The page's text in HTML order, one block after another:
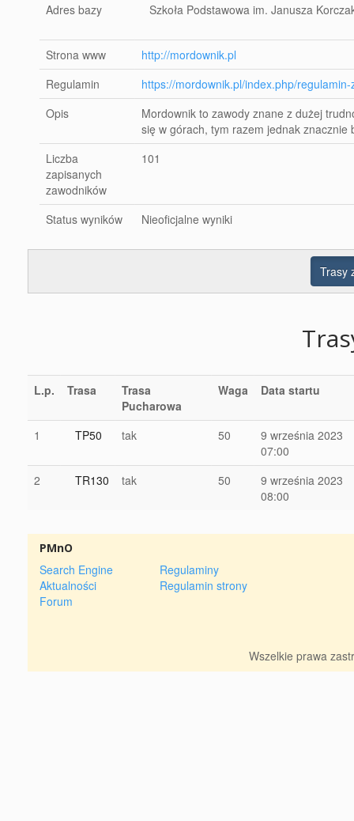
Adres bazy
Szkoła Podstawowa im. Janusza
Strona www
http://mordownik.pl
Regulamin
https://mordownik.pl/index.php/
Opis
Mordownik to zawody znane z dużej
się w górach, tym razem jednak
Liczba
zapisanych
zawodników
101
Status wyników Nieoficjalne wyniki
Trasy
L.p. Trasa
Trasa
Pucharowa
Waga Data startu
1 TP50 tak 50
9 września 2023
07:00
2
TR130 tak 50
9 września 2023
08:00
PMnO
Search Engine
Aktualności
Forum
Regulaminy
Regulamin strony
Wszelkie prawa